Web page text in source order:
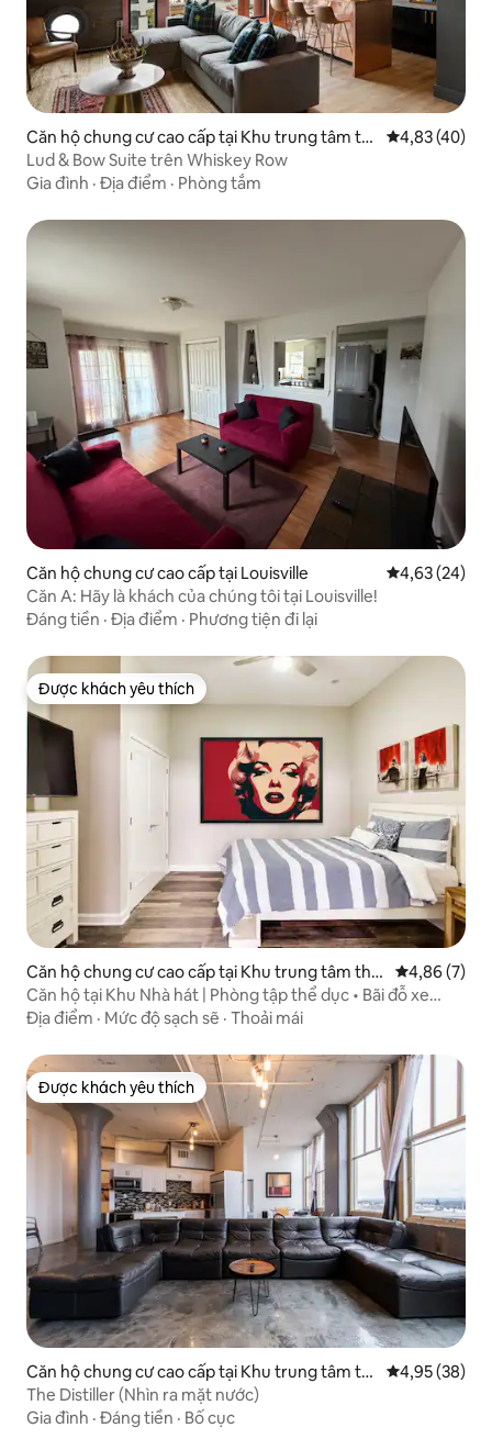
Căn hộ chung cư cao cấp tại Khu trung tâm th
ương mại
Xếp hạng
4,83 (40)
Lud & Bow Suite trên Whiskey Row
Gia đình · Địa điểm · Phòng tắm
Căn hộ chung cư cao cấp tại Louisville Xếp hạng
4,63 (24)
Căn A: Hãy là khách của chúng tôi tại Louisville!
Đáng tiền · Địa điểm · Phương tiện đi lại
Được khách yêu thích
Được khách yêu thích
Căn hộ chung cư cao cấp tại Khu trung tâm thư
ơng mại
Xếp hạng
4,86 (7)
Căn hộ tại Khu Nhà hát | Phòng tập thể dục • Bãi đỗ xe
miễn phí • DT
Địa điểm · Mức độ sạch sẽ · Thoải mái
Được khách yêu thích
Được khách yêu thích
Căn hộ chung cư cao cấp tại Khu trung tâm th
ương mại
Xếp hạng
4,95 (38)
The Distiller (Nhìn ra mặt nước)
Gia đình · Đáng tiền · Bố cục